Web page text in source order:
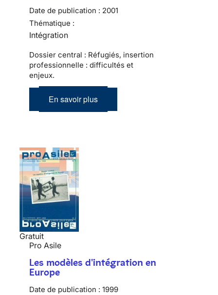
Date de publication : 2001
Thématique :
Intégration
Dossier central : Réfugiés, insertion
professionnelle : difficultés et
enjeux.
En savoir plus
Gratuit
Pro Asile
Les modèles d'intégration en
Europe
Date de publication : 1999